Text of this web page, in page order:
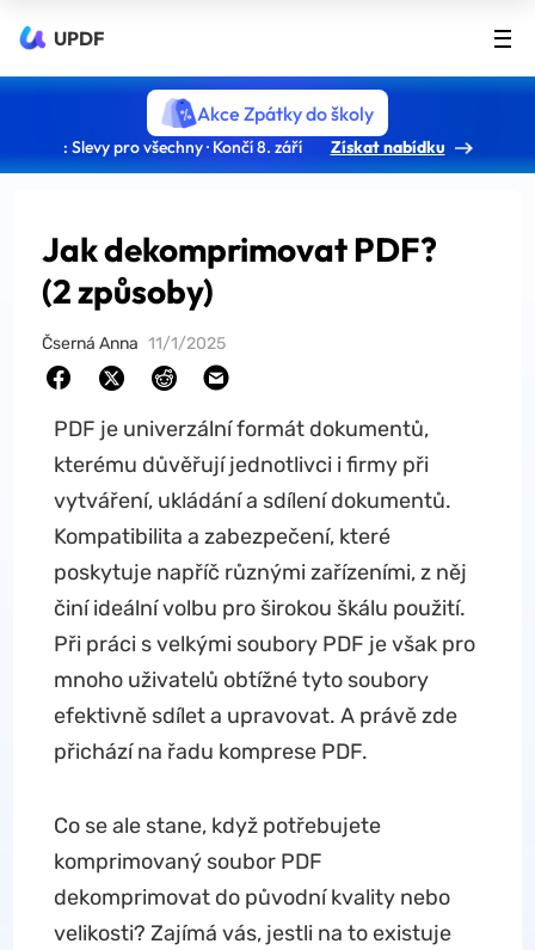
UPDF
Akce Zpátky do školy
: Slevy pro všechny · Končí 8. září Získat nabídku
Jak dekomprimovat PDF?
(2 způsoby)
Čserná Anna 11/1/2025
PDF je univerzální formát dokumentů,
kterému důvěřují jednotlivci i firmy při
vytváření, ukládání a sdílení dokumentů.
Kompatibilita a zabezpečení, které
poskytuje napříč různými zařízeními, z něj
činí ideální volbu pro širokou škálu použití.
Při práci s velkými soubory PDF je však pro
mnoho uživatelů obtížné tyto soubory
efektivně sdílet a upravovat. A právě zde
přichází na řadu komprese PDF.
Co se ale stane, když potřebujete
komprimovaný soubor PDF
dekomprimovat do původní kvality nebo
velikosti? Zajímá vás, jestli na to existuje